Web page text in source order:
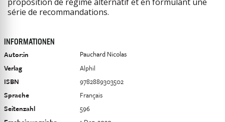
série de recommandations.
INFORMATIONEN
Autor:in
Pauchard Nicolas
Verlag
Alphil
ISBN
9782889303502
Sprache
Français
Seitenzahl
596